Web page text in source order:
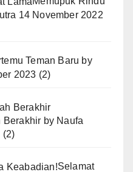
14 November 2022
Teman Baru by
2023 (2)
Berakhir by Naufa
(2)
Selamat